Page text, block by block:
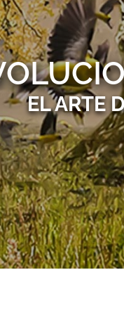
EL ARTE